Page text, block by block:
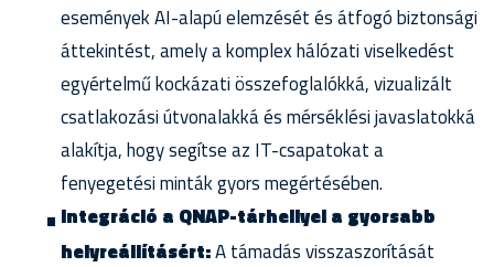
események AI-alapú elemzését és átfogó biztonsági
áttekintést, amely a komplex hálózati viselkedést
egyértelmű kockázati összefoglalókká, vizualizált
csatlakozási útvonalakká és mérséklési javaslatokká
alakítja, hogy segítse az IT-csapatokat a
fenyegetési minták gyors megértésében.
Integráció a QNAP-tárhellyel a gyorsabb
helyreállításért:A támadás visszaszorítását